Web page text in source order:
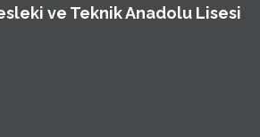
ve Teknik Anadolu Lisesi